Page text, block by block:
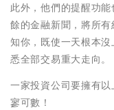
此外，他們的提醒功
餘的金融新聞，將所
知你，既使一天根本
悉全部交易重大走向。
一家投資公司要擁有
寥可數！